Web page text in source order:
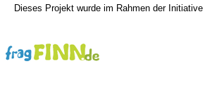
Dieses Projekt wurde im Rahmen der Initiative